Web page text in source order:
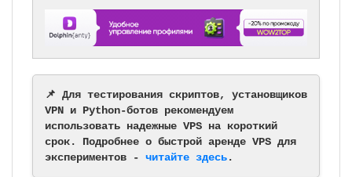
📌 Для тестирования скриптов, установщиков
VPN и Python-ботов рекомендуем
использовать надежные VPS на короткий
срок. Подробнее о быстрой аренде VPS для
экспериментов - читайте здесь.